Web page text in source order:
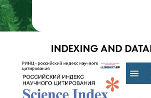
INDEXING AND